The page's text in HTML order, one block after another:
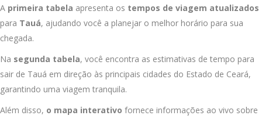
A primeira tabela apresenta os tempos de viagem atualizados
para Tauá, ajudando você a planejar o melhor horário para sua
chegada.
Na segunda tabela, você encontra as estimativas de tempo para
sair de Tauá em direção às principais cidades do Estado de Ceará,
garantindo uma viagem tranquila.
Além disso, o mapa interativo fornece informações ao vivo sobre